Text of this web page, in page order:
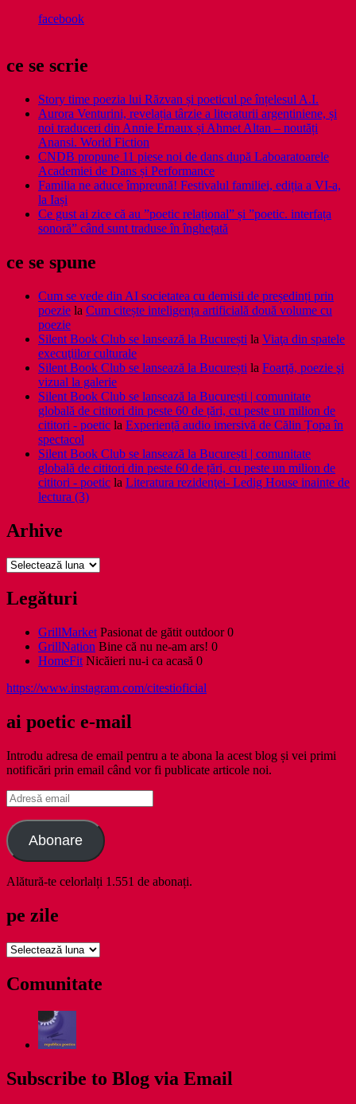
facebook
ce se scrie
Story time poezia lui Răzvan și poeticul pe înțelesul A.I.
Aurora Venturini, revelația târzie a literaturii argentiniene, și
noi traduceri din Annie Ernaux și Ahmet Altan – noutăți
Anansi. World Fiction
CNDB propune 11 piese noi de dans după Laboaratoarele
Academiei de Dans și Performance
Familia ne aduce împreună! Festivalul familiei, ediția a VI-a,
la Iași
Ce gust ai zice că au ”poetic relațional” și ”poetic. interfața
sonoră” când sunt traduse în înghețată
ce se spune
Cum se vede din AI societatea cu demisii de președinți prin
poezie la Cum citește inteligența artificială două volume cu
poezie
Silent Book Club se lansează la București la Viaţa din spatele
execuţiilor culturale
Silent Book Club se lansează la București la Foarţă, poezie şi
vizual la galerie
Silent Book Club se lansează la București | comunitate
globală de cititori din peste 60 de țări, cu peste un milion de
cititori - poetic la Experiență audio imersivă de Călin Țopa în
spectacol
Silent Book Club se lansează la București | comunitate
globală de cititori din peste 60 de țări, cu peste un milion de
cititori - poetic la Literatura rezidenţei- Ledig House inainte de
lectura (3)
Arhive
Arhive
Legături
GrillMarket Pasionat de gătit outdoor 0
GrillNation Bine că nu ne-am ars! 0
HomeFit Nicăieri nu-i ca acasă 0
https://www.instagram.com/citestioficial
ai poetic e-mail
Introdu adresa de email pentru a te abona la acest blog și vei primi
notificări prin email când vor fi publicate articole noi.
Adresă
email
Abonare
Alătură-te celorlalți 1.551 de abonați.
pe zile
pe
Comunitate
Subscribe to Blog via Email